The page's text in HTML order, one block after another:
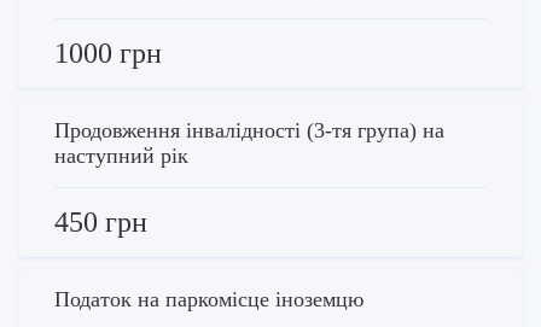
1000 грн
Продовження інвалідності (3-тя група) на
наступний рік
450 грн
Податок на паркомісце іноземцю